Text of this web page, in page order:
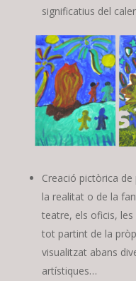
significatius del
Creació pictòrica
la realitat o de la
teatre, els oficis,
tot partint de la
visualitzat abans
artístiques…